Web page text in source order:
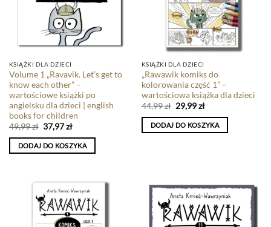
KSIĄŻKI DLA DZIECI
Volume 1 „Ravavik. Let’s get to
know each other” –
wartościowe książki po
angielsku dla dzieci | english
books for children
49,99zł 37,97zł
DODAJ DO KOSZYKA
KSIĄŻKI DLA DZIECI
„Rawawik komiks do
kolorowania część 1” –
wartościowa książka dla dzieci
44,99zł 29,99zł
DODAJ DO KOSZYKA